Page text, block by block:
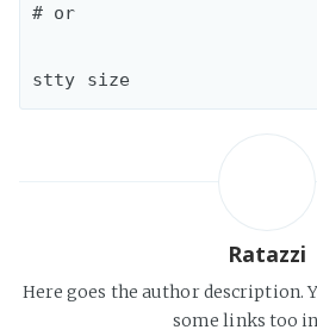
# or
stty size
Ratazzi
Here goes the author description.
some links too